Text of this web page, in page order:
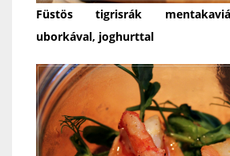
Füstös tigrisrák
uborkával, joghurttal